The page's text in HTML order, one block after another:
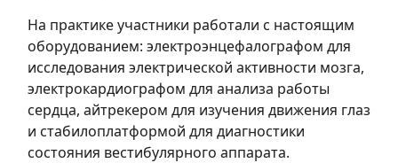
На практике участники работали с настоящим
оборудованием: электроэнцефалографом для
исследования электрической активности мозга,
электрокардиографом для анализа работы
сердца, айтрекером для изучения движения глаз
и стабилоплатформой для диагностики
состояния вестибулярного аппарата.